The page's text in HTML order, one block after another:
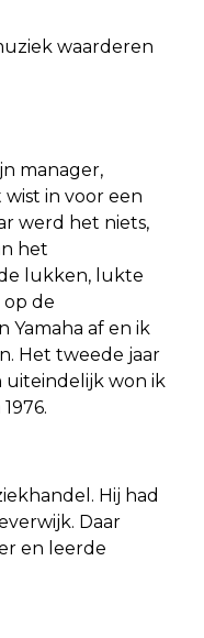
waarderen
manager,
in voor een
werd het niets,
het
lukken, lukte
de
Yamaha af en ik
Het tweede jaar
uiteindelijk won ik
Hij had
Daar
en leerde